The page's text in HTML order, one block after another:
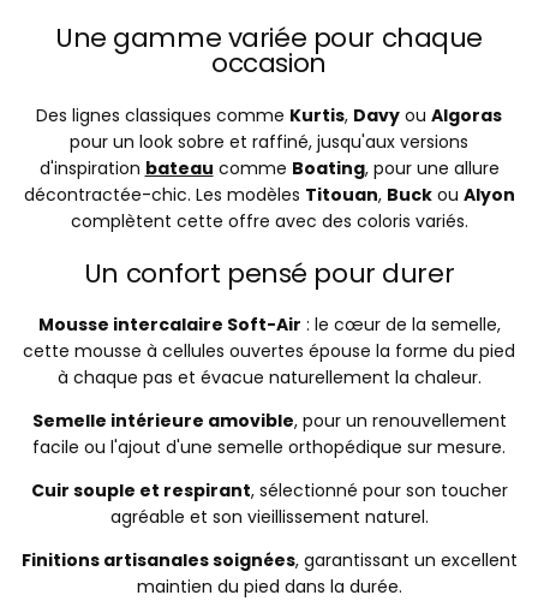
Une gamme variée pour chaque
occasion
Des lignes classiques comme Kurtis, Davy ou Algoras
pour un look sobre et raffiné, jusqu'aux versions
d'inspiration bateau comme Boating, pour une allure
décontractée-chic. Les modèles Titouan, Buckou Alyon
complètent cette offre avec des coloris variés.
Un confort pensé pour durer
Mousse intercalaire Soft-Air : le cœur de la semelle,
cette mousse à cellules ouvertes épouse la forme du pied
à chaque pas et évacue naturellement la chaleur.
Semelle intérieure amovible, pour un renouvellement
facile ou l'ajout d'une semelle orthopédique sur mesure.
Cuir souple et respirant, sélectionné pour son toucher
agréable et son vieillissement naturel.
Finitions artisanales soignées, garantissant un excellent
maintien du pied dans la durée.